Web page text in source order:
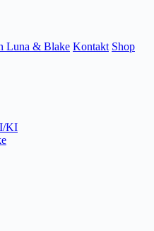
Luna & Blake Kontakt Shop
KI